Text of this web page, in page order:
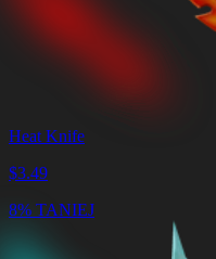
Heat Knife
$3.49
8% TANIEJ